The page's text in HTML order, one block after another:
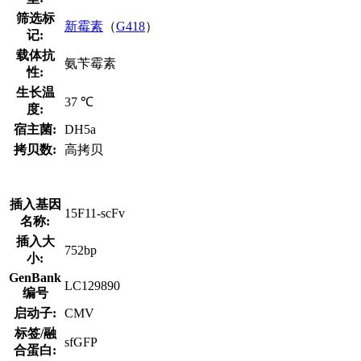
筛选标
记:
新霉素 （G418）
载体抗
性:
氨苄霉素
生长温
度:
37 ℃
宿主菌:
DH5a
拷贝数:
高拷贝
插入基因
名称:
15F11-scFv
插入大
小:
752bp
GenBank
编号
LC129890
启动子:
CMV
标签/融
合蛋白:
sfGFP